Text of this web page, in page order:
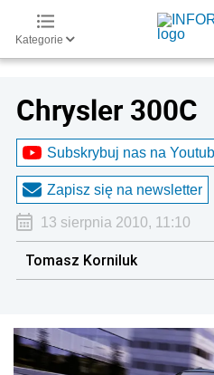
Kategorie
Chrysler 300C
Subskrybuj nas na
Zapisz się na newsletter
13 sierpnia 2010, 11:10
Tomasz Korniluk